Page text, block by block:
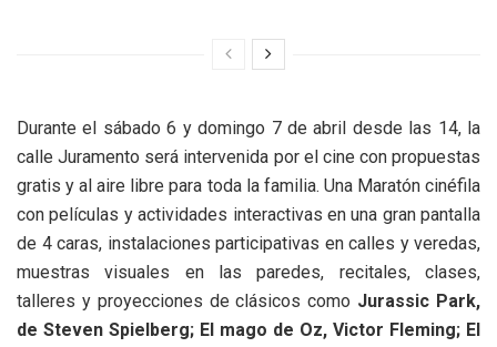
Durante el sábado 6 y domingo 7 de abril desde las 14, la
calle Juramento será intervenida por el cine con propuestas
gratis y al aire libre para toda la familia. Una Maratón cinéfila
con películas y actividades interactivas en una gran pantalla
de 4 caras, instalaciones participativas en calles y veredas,
muestras visuales en las paredes, recitales, clases,
talleres y proyecciones de clásicos como Jurassic Park,
de Steven Spielberg; El mago de Oz, Victor Fleming; El